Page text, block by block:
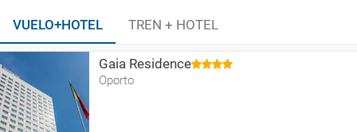
VUELO+HOTEL TREN + HOTEL
Gaia Residence
Oporto